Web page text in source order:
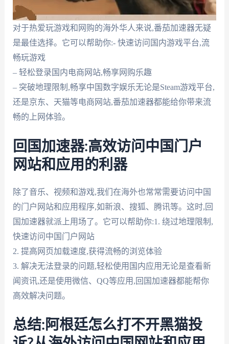
对于热爱玩游戏和网购的海外华人来说,番茄加速器无疑
是最佳选择。它可以帮助你:- 快速访问国内游戏平台,流
畅玩游戏
– 轻松登录国内电商网站,畅享网购乐趣
– 突破地理限制,畅享中国数字娱乐无论是Steam游戏平台,
还是京东、天猫等电商网站,番茄加速器都能给你带来流
畅的上网体验。
回国加速器:高效访问中国门户
网站和应用的利器
除了音乐、视频和游戏,我们在海外也常常需要访问中国
的门户网站和应用程序,如新浪、搜狐、腾讯等。这时,回
国加速器就派上用场了。它可以帮助你:1. 绕过地理限制,
快速访问中国门户网站
2. 提高网页加载速度,获得流畅的浏览体验
3. 解决无法登录的问题,轻松使用国内应用无论是查看新
闻资讯,还是使用微信、QQ等应用,回国加速器都能帮你
高效解决问题。
总结:阿根廷怎么打不开黑猫投